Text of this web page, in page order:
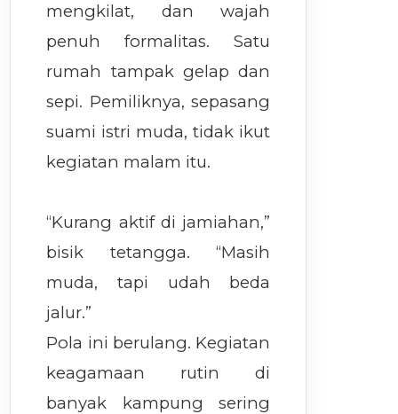
mengkilat, dan wajah
penuh formalitas. Satu
rumah tampak gelap dan
sepi. Pemiliknya, sepasang
suami istri muda, tidak ikut
kegiatan malam itu.
“Kurang aktif di jamiahan,”
bisik tetangga. “Masih
muda, tapi udah beda
jalur.”
Pola ini berulang. Kegiatan
keagamaan rutin di
banyak kampung sering